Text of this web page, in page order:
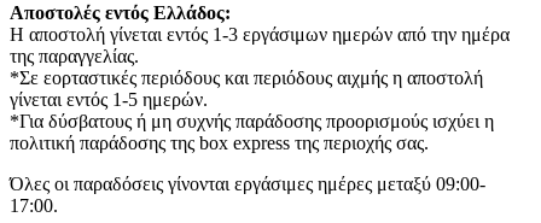
Αποστολές εντός Ελλάδος:
Η αποστολή γίνεται εντός 1-3 εργάσιμων ημερών από την ημέρα
της παραγγελίας.
*Σε εορταστικές περιόδους και περιόδους αιχμής η αποστολή
γίνεται εντός 1-5 ημερών.
*Για δύσβατους ή μη συχνής παράδοσης προορισμούς ισχύει η
πολιτική παράδοσης της box express της περιοχής σας.
Όλες οι παραδόσεις γίνονται εργάσιμες ημέρες μεταξύ 09:00-
17:00.